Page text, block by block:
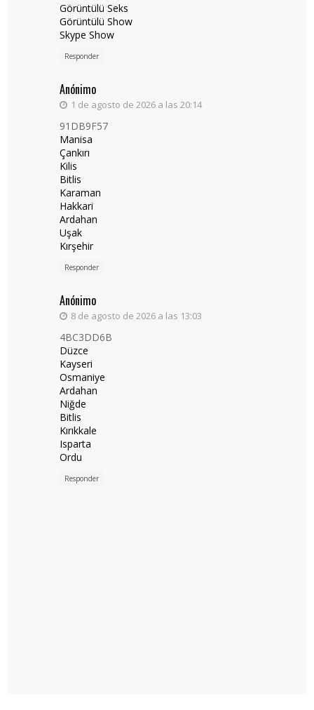
Görüntülü Seks
Görüntülü Show
Skype Show
Responder
Anónimo
1 de agosto de 2026 a las 20:14
91DB9F57
Manisa
Çankırı
Kilis
Bitlis
Karaman
Hakkari
Ardahan
Uşak
Kırşehir
Responder
Anónimo
8 de agosto de 2026 a las 13:03
4BC3DD6B
Düzce
Kayseri
Osmaniye
Ardahan
Niğde
Bitlis
Kırıkkale
Isparta
Ordu
Responder